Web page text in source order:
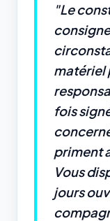
"Le
matériel
fois
priment
Vous
jours